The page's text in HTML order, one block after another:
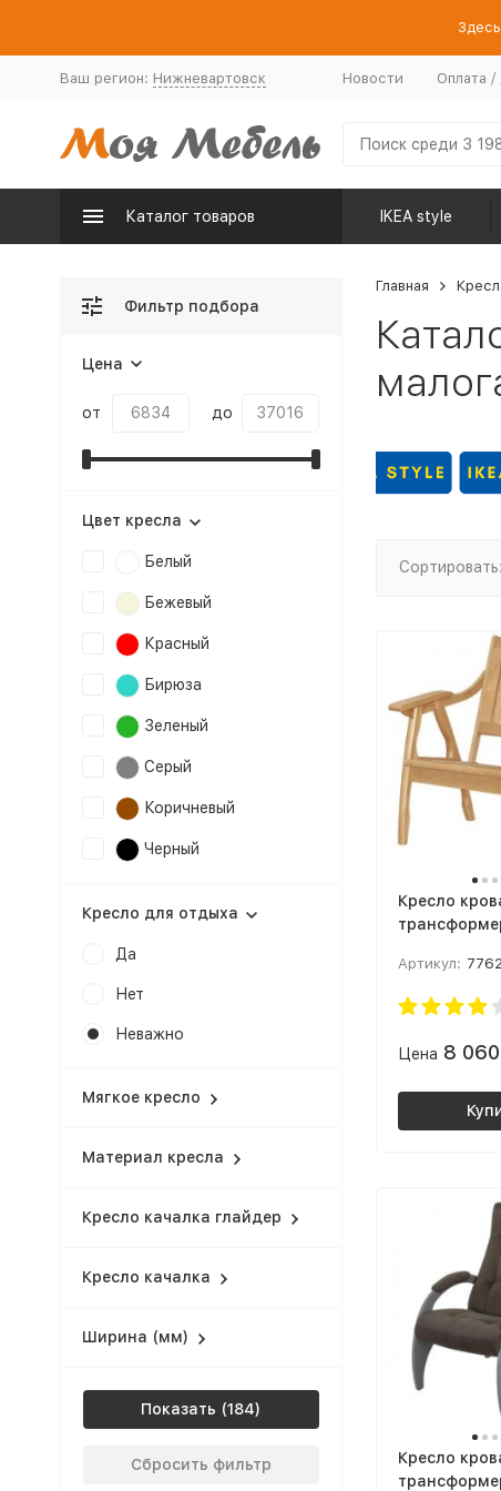
Ваш регион: Нижневартовск Новости Оплата /
Каталог товаров IKEA style
Главная
Сортировать:
Кресло
квартиры
решетка Бук
Артикул: 7762
Цена 8 060
Кресло
Фильтр подбора
Цена
от до
Цвет кресла
Белый
Бежевый
Красный
Бирюза
Зеленый
Серый
Коричневый
Черный
Кресло для отдыха
Да
Нет
Неважно
Мягкое кресло
Материал кресла
Кресло качалка глайдер
Кресло качалка
Ширина (мм)
Показать
Сбросить фильтр